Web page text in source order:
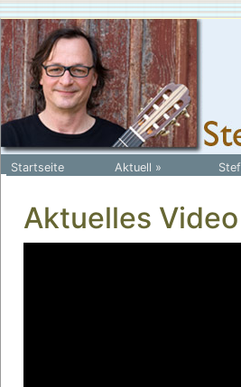
Startseite Aktuell »
Aktuelles Video